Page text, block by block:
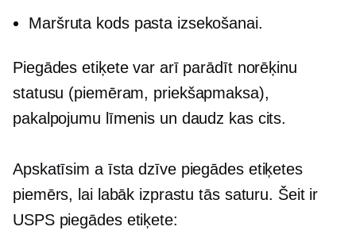
Maršruta kods pasta izsekošanai.
Piegādes etiķete var arī parādīt norēķinu
statusu (piemēram, priekšapmaksa),
pakalpojumu līmenis un daudz kas cits.
Apskatīsim a īsta dzīvepiegādes etiķetes
piemērs, lai labāk izprastu tās saturu. Šeit ir
USPS piegādes etiķete: